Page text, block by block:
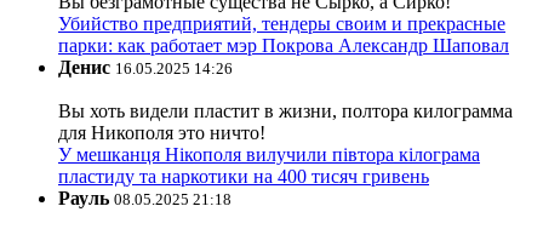
Убийство предприятий, тендеры своим и прекрасные
парки: как работает мэр Покрова Александр Шаповал
Денис 16.05.2025 14:26
Вы хоть видели пластит в жизни, полтора килограмма
для Никополя это ничто!
У мешканця Нікополя вилучили півтора кілограма
пластиду та наркотики на 400 тисяч гривень
Рауль 08.05.2025 21:18